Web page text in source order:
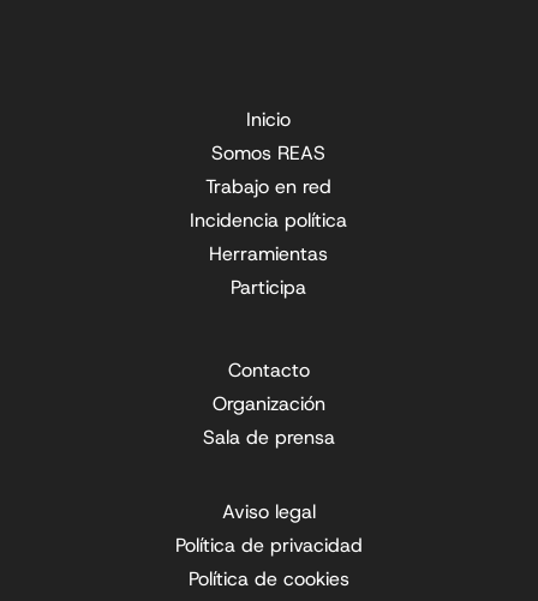
Inicio
Somos REAS
Trabajo en red
Incidencia política
Herramientas
Participa
Contacto
Organización
Sala de prensa
Aviso legal
Política de privacidad
Política de cookies